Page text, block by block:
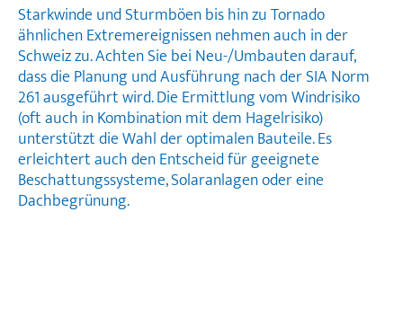
Starkwinde und Sturmböen bis hin zu Tornado
ähnlichen Extremereignissen nehmen auch in der
Schweiz zu. Achten Sie bei Neu-/Umbauten darauf,
dass die Planung und Ausführung nach der SIA Norm
261 ausgeführt wird. Die Ermittlung vom Windrisiko
(oft auch in Kombination mit dem Hagelrisiko)
unterstützt die Wahl der optimalen Bauteile. Es
erleichtert auch den Entscheid für geeignete
Beschattungssysteme, Solaranlagen oder eine
Dachbegrünung.